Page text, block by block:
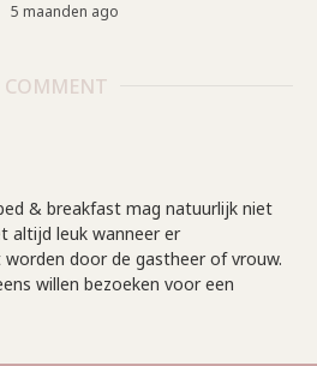
5 maanden ago
COMMENT
& breakfast mag natuurlijk niet
altijd leuk wanneer er
door de gastheer of vrouw.
willen bezoeken voor een